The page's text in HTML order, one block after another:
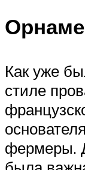
Как уже
стиле
фермеры.